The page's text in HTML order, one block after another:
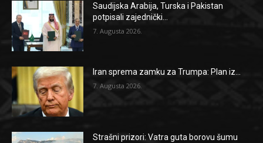
Saudijska Arabija, Turska i Pakistan
potpisali zajednički...
7. Augusta 2026.
Iran sprema zamku za Trumpa: Plan iz...
7. Augusta 2026.
Strašni prizori: Vatra guta borovu šumu